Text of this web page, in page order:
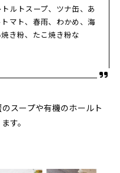
ルトスープ、ツナ缶、あ
マト、春雨、わかめ、海
き粉、たこ焼き粉な
スープや有機のホールト
す。